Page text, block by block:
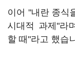
이어 "내란 종식
시대적 과제"라
할 때"라고 했습